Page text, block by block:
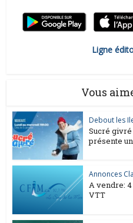
Ligne
Vous
Debout les
Sucré
présente
Annonces
A vendre:
VTT